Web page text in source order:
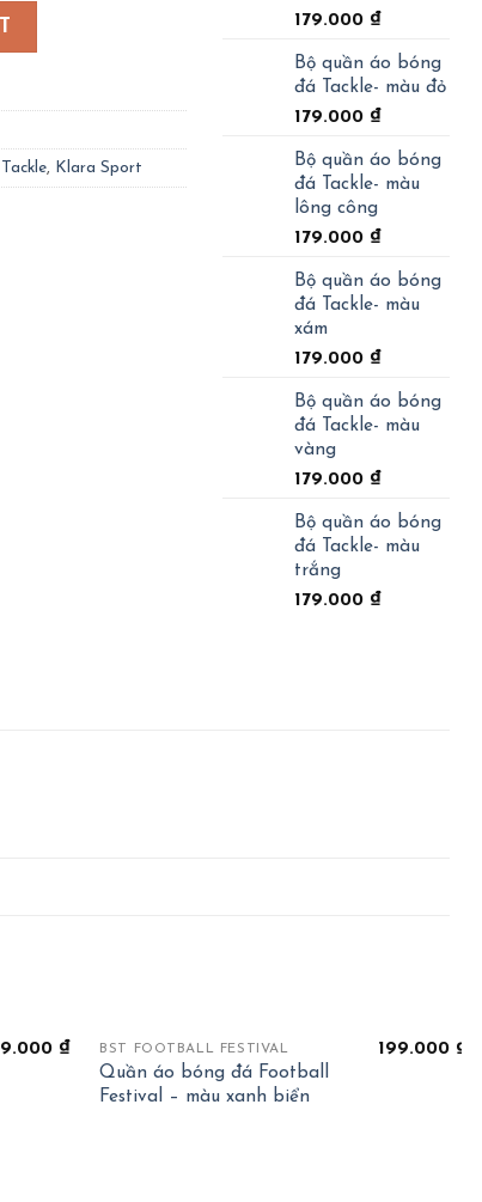
dương quantity
, Klara Sport
179.000 ₫
Bộ quần áo bóng
đá Tackle- màu đỏ
179.000 ₫
Bộ quần áo bóng
đá Tackle- màu
lông công
179.000 ₫
Bộ quần áo bóng
đá Tackle- màu
xám
179.000 ₫
Bộ quần áo bóng
đá Tackle- màu
vàng
179.000 ₫
Bộ quần áo bóng
đá Tackle- màu
trắng
179.000 ₫
₫ BST FOOTBALL FESTIVAL
Quần áo bóng đá Football
Festival – màu xanh biển
199.000 ₫